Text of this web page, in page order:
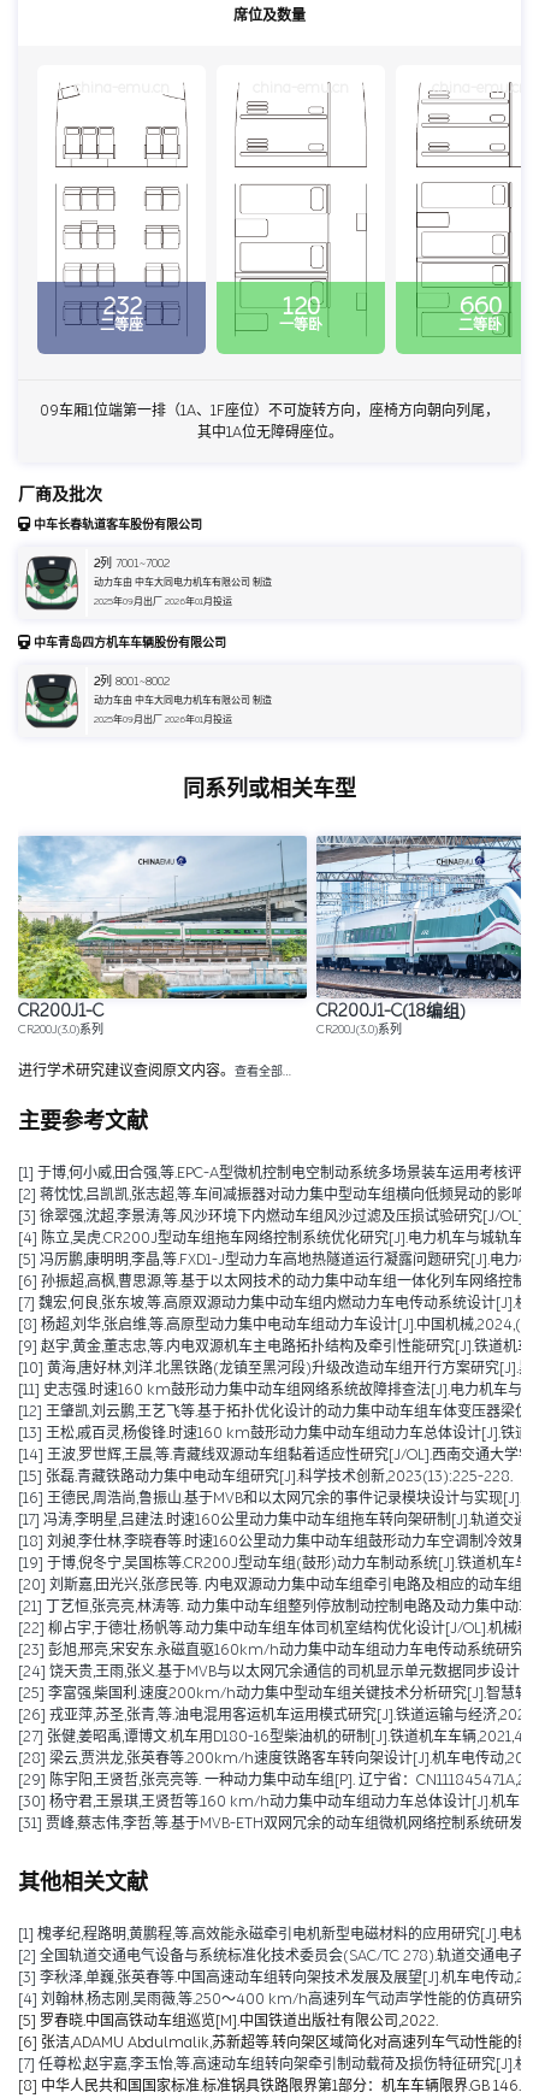
席位及数量
232
二等座
china-emu.cn
120
一等卧
china-emu.cn
660
二等卧
china-emu.cn
09车厢1位端第一排（1A、1F座位）不可旋转方向，座椅方向朝向列尾，
其中1A位无障碍座位。
厂商及批次
中车长春轨道客车股份有限公司
2列 7001~7002
动力车由 中车大同电力机车有限公司 制造
2025年09月出厂 2026年01月投运
中车青岛四方机车车辆股份有限公司
2列 8001~8002
动力车由 中车大同电力机车有限公司 制造
2025年09月出厂 2026年01月投运
同系列或相关车型
CR200J1-C
CR200J(3.0)系列
CR200J1-C(18编组)
CR200J(3.0)系列
进行学术研究建议查阅原文内容。 查看全部…
主要参考文献
[1] 于博,何小威,田合强,等.EPC-A型微机控制电空制动系统多场景装车运用考核评
[2] 蒋忱忱,吕凯凯,张志超,等.车间减振器对动力集中型动车组横向低频晃动的影
[3] 徐翠强,沈超,李景涛,等.风沙环境下内燃动车组风沙过滤及压损试验研究[J/
[4] 陈立,吴虎.CR200J型动车组拖车网络控制系统优化研究[J].电力机车与城轨车
[5] 冯厉鹏,康明明,李晶,等.FXD1-J型动力车高地热隧道运行凝露问题研究[J].电力
[6] 孙振超,高枫,曹思源,等.基于以太网技术的动力集中动车组一体化列车网络控
[7] 魏宏,何良,张东坡,等.高原双源动力集中动车组内燃动力车电传动系统设计[J].
[8] 杨超,刘华,张启维,等.高原型动力集中电动车组动力车设计[J].中国机械
[9] 赵宇,黄金,董志忠,等.内电双源机车主电路拓扑结构及牵引性能研究[J].铁道机
[10] 黄海,唐好林,刘洋.北黑铁路(龙镇至黑河段)升级改造动车组开行方案研究[J].
[11] 史志强.时速160 km鼓形动力集中动车组网络系统故障排查法[J].电力机车与
[12] 王肇凯,刘云鹏,王艺飞等.基于拓扑优化设计的动力集中动车组车体变压器梁
[13] 王松,戚百灵,杨俊锋.时速160 km鼓形动力集中动车组动力车总体设计[J].铁道
[14] 王波,罗世辉,王晨,等.青藏线双源动车组黏着适应性研究[J/OL].西南交通大
[15] 张磊.青藏铁路动力集中电动车组研究[J].科学技术创新,2023(13):225-228.
[16] 王德民,周浩尚,鲁振山.基于MVB和以太网冗余的事件记录模块设计与实现[J].
[17] 冯涛,李明星,吕建法.时速160公里动力集中动车组拖车转向架研制[J].轨道交
[18] 刘昶,李仕林,李晓春等.时速160公里动力集中动车组鼓形动力车空调制冷效
[19] 于博,倪冬宁,吴国栋等.CR200J型动车组(鼓形)动力车制动系统[J].铁道机车
[20] 刘斯嘉,田光兴,张彦民等. 内电双源动力集中动车组牵引电路及相应的动车组
[21] 丁艺恒,张亮亮,林涛等. 动力集中动车组整列停放制动控制电路及动力集中动
[22] 柳占宇,于德壮,杨帆等.动力集中动车组车体司机室结构优化设计[J/OL].机械科
[23] 彭旭,邢亮,宋安东.永磁直驱160km/h动力集中动车组动力车电传动系统研究
[24] 饶天贵,王雨,张义.基于MVB与以太网冗余通信的司机显示单元数据同步设计
[25] 李富强,柴国利.速度200km/h动力集中型动车组关键技术分析研究[J].智慧
[26] 戎亚萍,苏圣,张青,等.油电混用客运机车运用模式研究[J].铁道运输与经济
[27] 张健,姜昭禹,谭博文.机车用D180-16型柴油机的研制[J].铁道机车车辆
[28] 梁云,贾洪龙,张英春等.200km/h速度铁路客车转向架设计[J].机车电传动
[29] 陈宇阳,王贤哲,张亮亮等. 一种动力集中动车组[P]. 辽宁省：
[30] 杨守君,王景琪,王贤哲等.160 km/h动力集中动车组动力车总体设计[J].机车
[31] 贾峰,蔡志伟,李哲,等.基于MVB-ETH双网冗余的动车组微机网络控制系统研发
其他相关文献
[1] 槐孝纪,程路明,黄鹏程,等.高效能永磁牵引电机新型电磁材料的应用研究[J].电
[2] 全国轨道交通电气设备与系统标准化技术委员会(SAC/TC 278).轨道交通电
[3] 李秋泽,单巍,张英春等.中国高速动车组转向架技术发展及展望[J].机车电传动
[4] 刘翰林,杨志刚,吴雨薇,等.250～400 km/h高速列车气动声学性能的仿真研究
[5] 罗春晓.中国高铁动车组巡览[M].中国铁道出版社有限公司,2022.
[6] 张洁,ADAMU Abdulmalik,苏新超等.转向架区域简化对高速列车气动性能的
[7] 任尊松,赵宇嘉,李玉怡,等.高速动车组转向架牵引制动载荷及损伤特征研究[J].机
[8] 中华人民共和国国家标准.标准锅具铁路限界第1部分：机车车辆限界.GB